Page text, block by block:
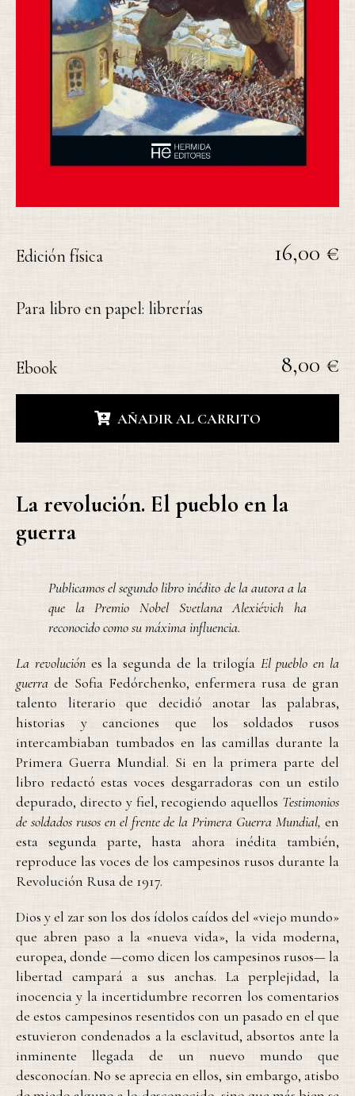
Edición física 16,00 €
Para libro en papel: librerías
Ebook 8,00 €
AÑADIR AL CARRITO
La revolución. El pueblo en la
guerra
Publicamos el segundo libro inédito de la autora a la
que la Premio Nobel Svetlana Alexiévich ha
reconocido como su máxima influencia.
La revoluciónes la segunda de la trilogía El pueblo en la
guerra de Sofia Fedórchenko, enfermera rusa de gran
talento literario que decidió anotar las palabras,
historias y canciones que los soldados rusos
intercambiaban tumbados en las camillas durante la
Primera Guerra Mundial. Si en la primera parte del
libro redactó estas voces desgarradoras con un estilo
depurado, directo y fiel, recogiendo aquellos Testimonios
de soldados rusos en el frente de la Primera Guerra Mundial, en
esta segunda parte, hasta ahora inédita también,
reproduce las voces de los campesinos rusos durante la
Revolución Rusa de 1917.
Dios y el zar son los dos ídolos caídos del «viejo mundo»
que abren paso a la «nueva vida», la vida moderna,
europea, donde —como dicen los campesinos rusos— la
libertad campará a sus anchas. La perplejidad, la
inocencia y la incertidumbre recorren los comentarios
de estos campesinos resentidos con un pasado en el que
estuvieron condenados a la esclavitud, absortos ante la
inminente llegada de un nuevo mundo que
desconocían. No se aprecia en ellos, sin embargo, atisbo